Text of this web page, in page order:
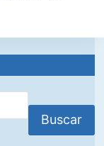
Buscar